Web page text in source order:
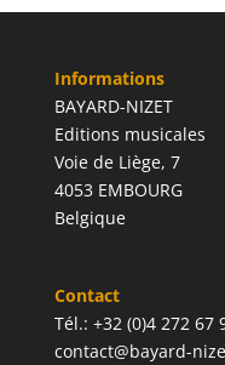
Informations
BAYARD-NIZET
Editions musicales
Voie de Liège, 7
4053 EMBOURG
Belgique
Contact
Tél.: +32 (0)4 272 67
contact@bayard-